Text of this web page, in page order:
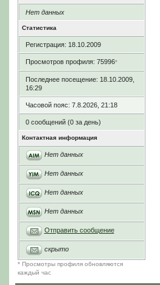
Нет данных
Статистика
Регистрация: 18.10.2009
Просмотров профиля: 75996*
Последнее посещение: 18.10.2009,
16:29
Часовой пояс: 7.8.2026, 21:18
0 сообщений (0 за день)
Контактная информация
Нет данных
Нет данных
Нет данных
Нет данных
Отправить сообщение
скрыто
* Просмотры профиля обновляются
каждый час